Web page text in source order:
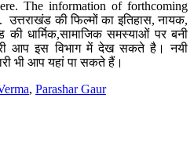
The information of forthcoming
की फिल्मों का इतिहास, नायक,
की धार्मिक,सामाजिक समस्याओं पर बनी
आप इस विभाग में देख सकते है। नयी
भी आप यहां पा सकते हैं।
, Parashar Gaur